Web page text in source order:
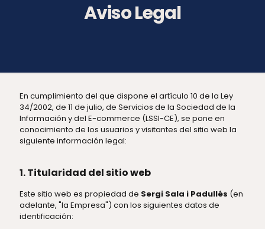
Aviso Legal
En cumplimiento del que dispone el artículo 10 de la Ley
34/2002, de 11 de julio, de Servicios de la Sociedad de la
Información y del E-commerce (LSSI-CE), se pone en
conocimiento de los usuarios y visitantes del sitio web la
siguiente información legal:
1. Titularidad del sitio web
Este sitio web es propiedad de Sergi Sala i Padullés (en
adelante, "la Empresa") con los siguientes datos de
identificación: